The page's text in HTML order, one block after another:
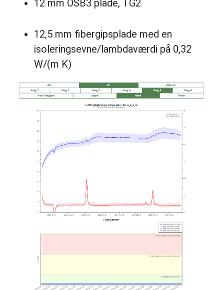
12 mm OSB3 plade, TG2
12,5 mm fibergipsplade med en
isoleringsevne/lambdaværdi på 0,32
W/(m K)